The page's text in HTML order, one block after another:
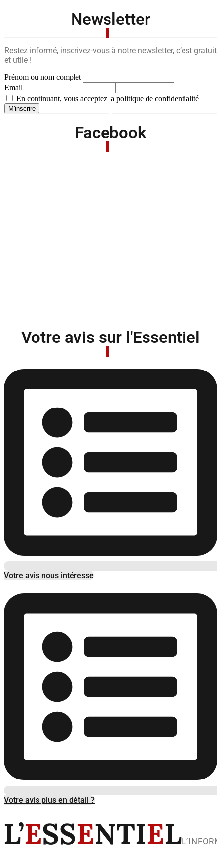
Newsletter
Restez informé, inscrivez-vous à notre newsletter, c’est gratuit
et utile !
Prénom ou nom complet
Email
En continuant, vous acceptez la politique de confidentialité
Facebook
Votre avis sur l'Essentiel
Votre avis nous intéresse
Votre avis plus en détail ?
L’ESSENTIEL